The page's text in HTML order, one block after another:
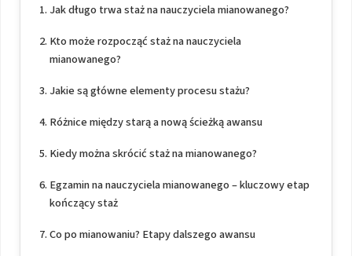
Jak długo trwa staż na nauczyciela mianowanego?
Kto może rozpocząć staż na nauczyciela
mianowanego?
Jakie są główne elementy procesu stażu?
Różnice między starą a nową ścieżką awansu
Kiedy można skrócić staż na mianowanego?
Egzamin na nauczyciela mianowanego – kluczowy etap
kończący staż
Co po mianowaniu? Etapy dalszego awansu